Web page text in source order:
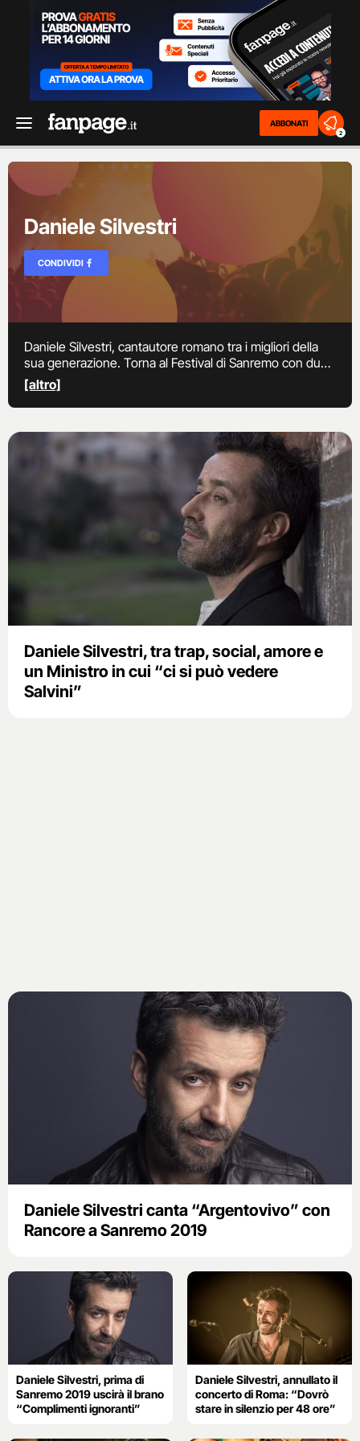
ABBONATI
2
Daniele Silvestri
CONDIVIDI
Daniele Silvestri, cantautore romano tra i migliori della
sua generazione. Torna al Festival di Sanremo con due
brani inediti di cui ne firma sia la musica che il testo: “A
bocca chiusa” e “Il bisogno di te”.
[altro]
Daniele Silvestri, tra trap, social, amore e
un Ministro in cui “ci si può vedere
Salvini”
Daniele Silvestri canta “Argentovivo” con
Rancore a Sanremo 2019
Daniele Silvestri, prima di
Sanremo 2019 uscirà il brano
“Complimenti ignoranti”
Daniele Silvestri, annullato il
concerto di Roma: “Dovrò
stare in silenzio per 48 ore”